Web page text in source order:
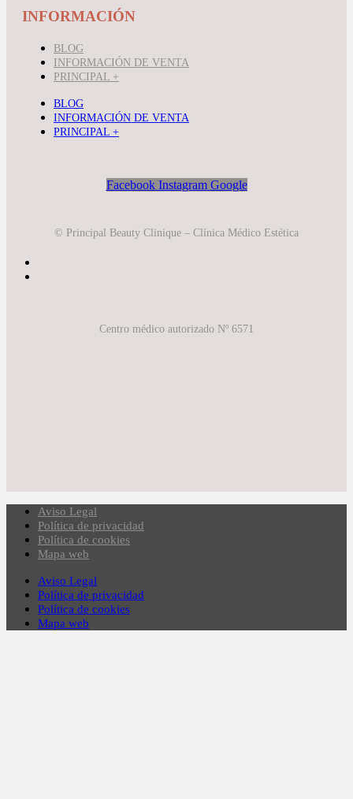
INFORMACIÓN
BLOG
INFORMACIÓN DE VENTA
PRINCIPAL +
BLOG
INFORMACIÓN DE VENTA
PRINCIPAL +
Facebook Instagram Google
© Principal Beauty Clinique – Clínica Médico Estética
Centro médico autorizado Nº 6571
Aviso Legal
Política de privacidad
Política de cookies
Mapa web
Aviso Legal
Política de privacidad
Política de cookies
Mapa web